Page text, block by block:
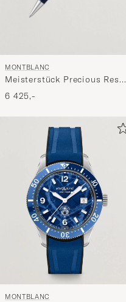
MONTBLANC
Meisterstück Precious Resin
BP Blue
6 425,-
MONTBLANC